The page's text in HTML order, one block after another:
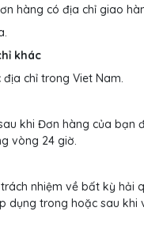
hàng có địa chỉ giao
khác
địa chỉ trong Viet Nam.
khi Đơn hàng của bạn
vòng 24 giờ.
nhiệm về bất kỳ hải
trong hoặc sau khi